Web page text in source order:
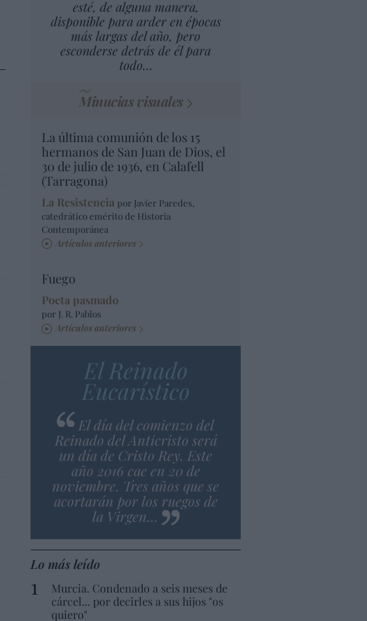
esté, de alguna manera,
disponible para arder en épocas
más largas del año, pero
esconderse detrás de él para
todo…
Minucias visuales
La última comunión de los 15
hermanos de San Juan de Dios, el
30 de julio de 1936, en Calafell
(Tarragona)
La Resistencia por Javier Paredes,
catedrático emérito de Historia
Contemporánea
Artículos anteriores
Fuego
Poeta pasmado
por J. R. Pablos
Artículos anteriores
El Reinado
Eucarístico
El día del comienzo del
Reinado del Anticristo será
un día de Cristo Rey. Este
año 2016 cae en 20 de
noviembre. Tres años que se
acortarán por los ruegos de
la Virgen…
Lo más leído
Murcia. Condenado a seis meses de
cárcel... por decirles a sus hijos "os
quiero"